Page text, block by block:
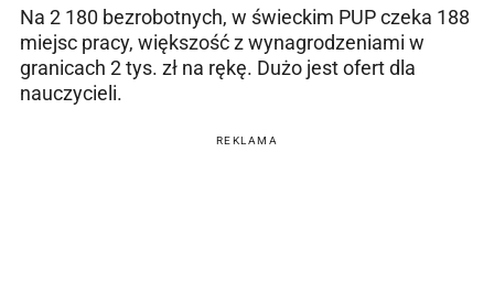
Na 2 180 bezrobotnych, w świeckim PUP czeka 188
miejsc pracy, większość z wynagrodzeniami w
granicach 2 tys. zł na rękę. Dużo jest ofert dla
nauczycieli.
REKLAMA